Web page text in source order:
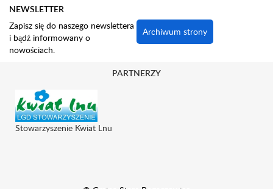
NEWSLETTER
Zapisz się do naszego newslettera
i bądź informowany o
nowościach.
Archiwum strony
PARTNERZY
Stowarzyszenie Kwiat Lnu